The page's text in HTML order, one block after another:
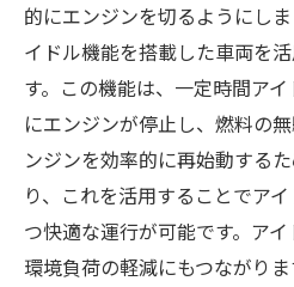
的にエンジンを切るようにし
イドル機能を搭載した車両を
す。この機能は、一定時間ア
にエンジンが停止し、燃料の
ンジンを効率的に再始動する
り、これを活用することでア
つ快適な運行が可能です。アイ
環境負荷の軽減にもつながり